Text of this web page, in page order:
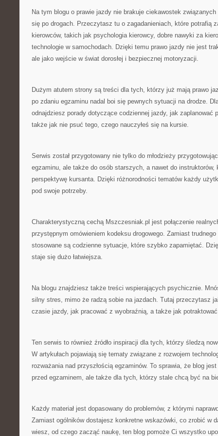
Na tym blogu o prawie jazdy nie brakuje ciekawostek
się po drogach. Przeczytasz tu o zagadanieniach, które potrafią
kierowców, takich jak psychologia kierowcy, dobre nawyki za
technologie w samochodach. Dzięki temu prawo jazdy nie jest
ale jako wejście w świat dorosłej i bezpiecznej motoryzacji.
Dużym atutem strony są treści dla tych, którzy już mają prawo
po zdaniu egzaminu nadal boi się pewnych sytuacji na drodze.
odnajdziesz porady dotyczące codziennej jazdy, jak zaplanować
także jak nie psuć tego, czego nauczyłeś się na kursie.
Serwis został przygotowany nie tylko do młodzieży
egzaminu, ale także do osób starszych, a nawet do
perspektywę kursanta. Dzięki różnorodności tematów każdy
pod swoje potrzeby.
Charakterystyczną cechą Mszczesniak.pl jest połączenie
przystępnym omówieniem kodeksu drogowego. Zamiast
stosowane są codzienne sytuacje, które szybko zapamiętać.
staje się dużo łatwiejsza.
Na blogu znajdziesz także treści wspierających psychicznie.
silny stres, mimo że radzą sobie na jazdach. Tutaj przeczytasz
czasie jazdy, jak pracować z wyobraźnią, a także jak
Ten serwis to również źródło inspiracji dla tych, którzy śledzą
W artykułach pojawiają się tematy związane z rozwojem
rozważania nad przyszłością egzaminów. To sprawia, że blog
przed egzaminem, ale także dla tych, którzy stale chcą być na
Każdy materiał jest dopasowany do problemów, z którymi
Zamiast ogólników dostajesz konkretne wskazówki, co zrobić w
wiesz, od czego zacząć naukę, ten blog pomoże Ci wszystko